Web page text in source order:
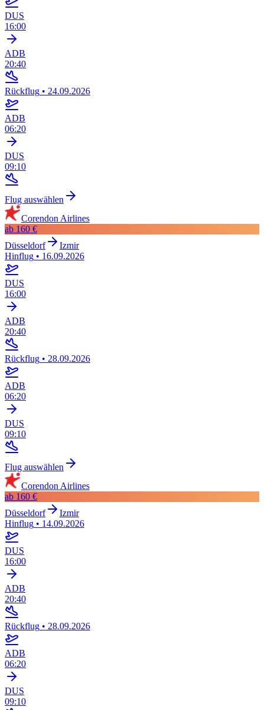
DUS
16:00
ADB
20:40
Rückflug • 24.09.2026
ADB
06:20
DUS
09:10
Flug auswählen
Corendon Airlines
ab 160 €
Düsseldorf
Izmir
Hinflug • 16.09.2026
DUS
16:00
ADB
20:40
Rückflug • 28.09.2026
ADB
06:20
DUS
09:10
Flug auswählen
Corendon Airlines
ab 160 €
Düsseldorf
Izmir
Hinflug • 14.09.2026
DUS
16:00
ADB
20:40
Rückflug • 28.09.2026
ADB
06:20
DUS
09:10